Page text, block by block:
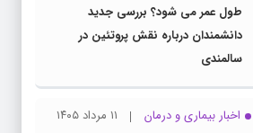
طول عمر می شود؟ بررسی جدید
دانشمندان درباره نقش پروتئین در
سالمندی
اخبار بیماری و درمان
۱۱ مرداد ۱۴۰۵